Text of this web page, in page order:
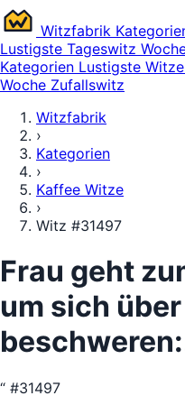
Witzfabrik
Lustigste Tageswitz
Kategorien Lustigste Witze
Woche Zufallswitz
Witzfabrik
›
Kategorien
›
Kaffee Witze
›
Witz #31497
Frau geht
um sich
“ #31497